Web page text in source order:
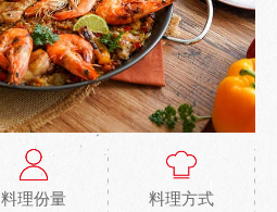
料理份量
料理方式